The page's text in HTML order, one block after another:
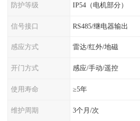
防护等级 IP54（电机部分）
信号接口 RS485/继电器输出
感应方式 雷达/红外/地磁
开门方式 感应/手动/遥控
使用寿命 ≥5年
维护周期 3个月/次